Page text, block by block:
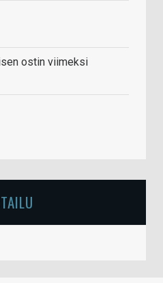
ostin viimeksi